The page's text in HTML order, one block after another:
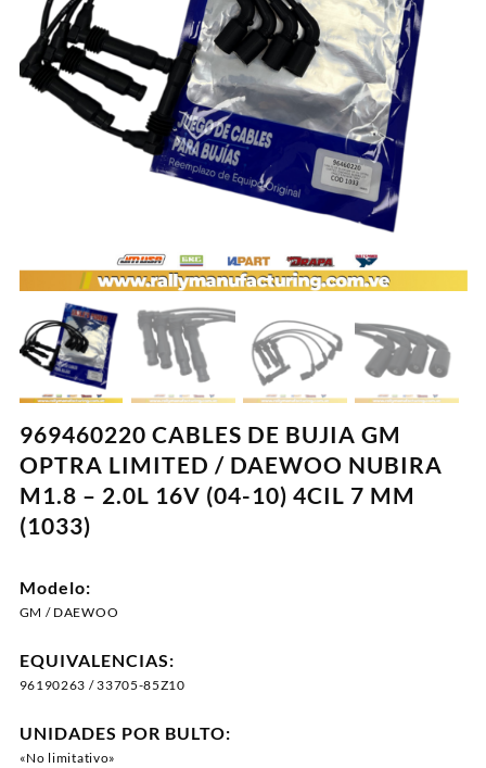
969460220 CABLES DE BUJIA GM
OPTRA LIMITED / DAEWOO NUBIRA
M1.8 – 2.0L 16V (04-10) 4CIL 7 MM
(1033)
Modelo:
GM / DAEWOO
EQUIVALENCIAS:
96190263 / 33705-85Z10
UNIDADES POR BULTO:
«No limitativo»